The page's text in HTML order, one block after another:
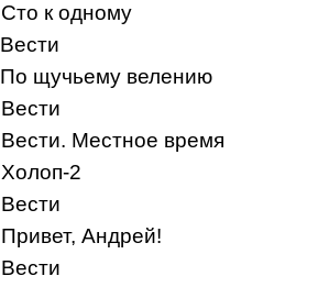
Сто к одному
Вести
По щучьему велению
Вести
Вести. Местное время
Холоп-2
Вести
Привет, Андрей!
Вести